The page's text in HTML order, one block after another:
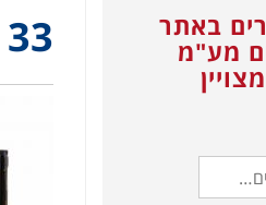
33
באתר
מע"מ